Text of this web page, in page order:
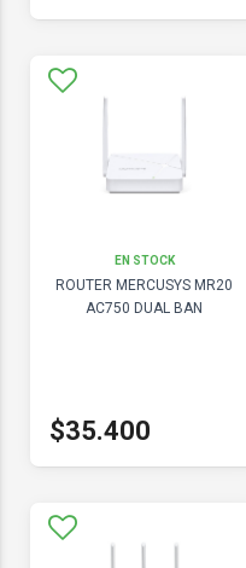
EN STOCK
ROUTER MERCUSYS MR20
AC750 DUAL BAN
$35.400